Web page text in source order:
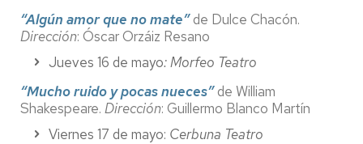
“Algún amor que no mate”de Dulce Chacón.
Dirección: Óscar Orzáiz Resano
Jueves 16 de mayo: Morfeo Teatro
“Mucho ruido y pocas nueces”de William
Shakespeare. Dirección: Guillermo Blanco Martín
Viernes 17 de mayo: Cerbuna Teatro